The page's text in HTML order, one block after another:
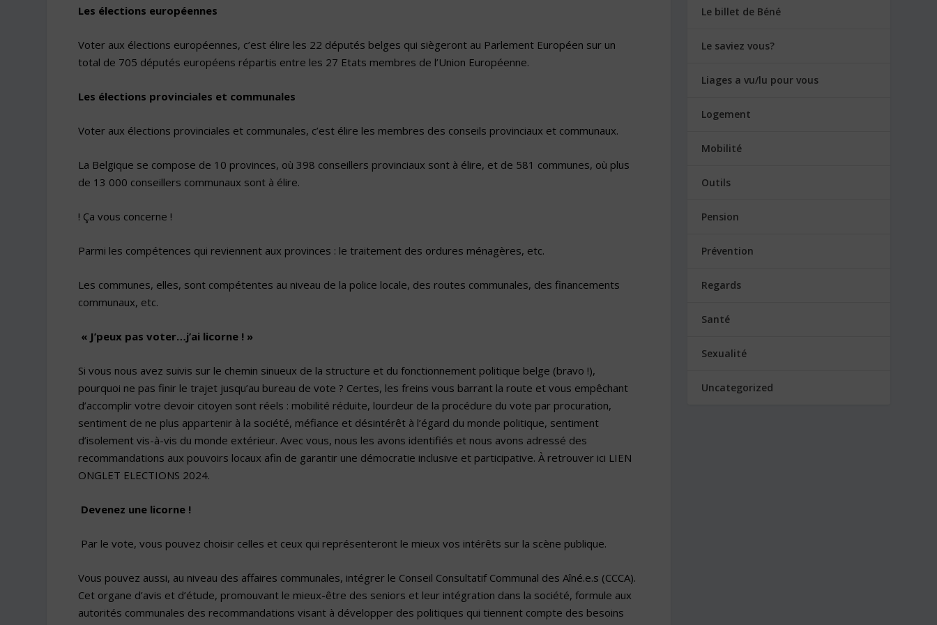
Les élections européennes
Voter aux élections européennes, c’est élire les 22 députés belges qui siègeront au Parlement Européen sur un
total de 705 députés européens répartis entre les 27 Etats membres de l’Union Européenne.
Les élections provinciales et communales
Voter aux élections provinciales et communales, c’est élire les membres des conseils provinciaux et communaux.
La Belgique se compose de 10 provinces, où 398 conseillers provinciaux sont à élire, et de 581 communes, où plus
de 13 000 conseillers communaux sont à élire.
! Ça vous concerne !
Parmi les compétences qui reviennent aux provinces : le traitement des ordures ménagères, etc.
Les communes, elles, sont compétentes au niveau de la police locale, des routes communales, des financements
communaux, etc.
« J’peux pas voter…j’ai licorne ! »
Si vous nous avez suivis sur le chemin sinueux de la structure et du fonctionnement politique belge (bravo !),
pourquoi ne pas finir le trajet jusqu’au bureau de vote ? Certes, les freins vous barrant la route et vous empêchant
d’accomplir votre devoir citoyen sont réels : mobilité réduite, lourdeur de la procédure du vote par procuration,
sentiment de ne plus appartenir à la société, méfiance et désintérêt à l’égard du monde politique, sentiment
d’isolement vis-à-vis du monde extérieur. Avec vous, nous les avons identifiés et nous avons adressé des
recommandations aux pouvoirs locaux afin de garantir une démocratie inclusive et participative. À retrouver ici LIEN
ONGLET ELECTIONS 2024.
Devenez une licorne !
Par le vote, vous pouvez choisir celles et ceux qui représenteront le mieux vos intérêts sur la scène publique.
Vous pouvez aussi, au niveau des affaires communales, intégrer le Conseil Consultatif Communal des Aîné.e.s (CCCA).
Cet organe d’avis et d’étude, promouvant le mieux-être des seniors et leur intégration dans la société, formule aux
autorités communales des recommandations visant à développer des politiques qui tiennent compte des besoins
Le billet de Béné
Le saviez vous?
Liages a vu/lu pour vous
Logement
Mobilité
Outils
Pension
Prévention
Regards
Santé
Sexualité
Uncategorized